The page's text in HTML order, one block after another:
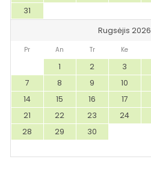
31
Rugsėjis 2026
Pr An Tr Ke
1 2 3
7
8 9 10
14
15 16 17
21
22 23 24
28
29 30